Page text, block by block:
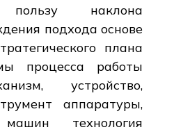
пользу наклона
подхода основе
плана
процесса работы
устройство,
аппаратуры,
машин технология